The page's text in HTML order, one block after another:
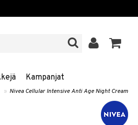
Kampanjat
» Nivea Cellular Intensive Anti Age Night Cream